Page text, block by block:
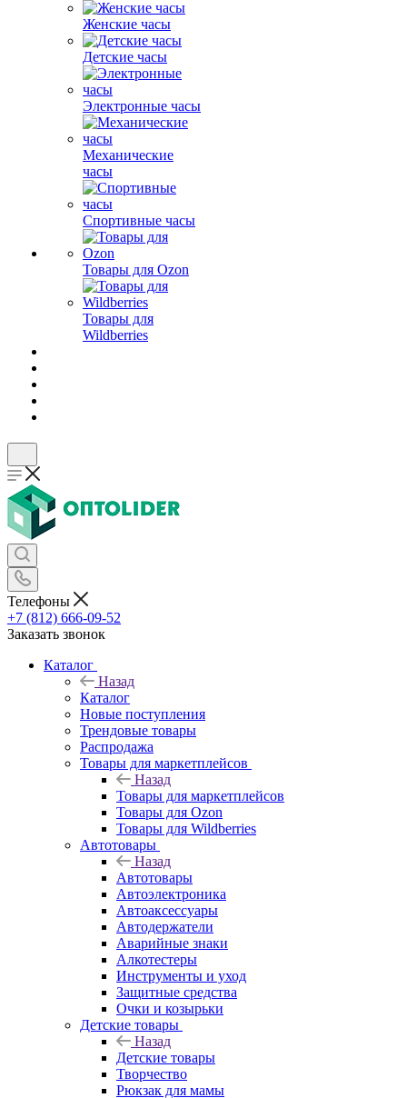
Женские часы
Детские часы
Электронные часы
Механические
часы
Спортивные часы
Товары для Ozon
Товары для
Wildberries
Телефоны
+7 (812) 666-09-52
Заказать звонок
Каталог
Назад
Каталог
Новые поступления
Трендовые товары
Распродажа
Товары для маркетплейсов
Назад
Товары для маркетплейсов
Товары для Ozon
Товары для Wildberries
Автотовары
Назад
Автотовары
Автоэлектроника
Автоаксессуары
Автодержатели
Аварийные знаки
Алкотестеры
Инструменты и уход
Защитные средства
Очки и козырьки
Детские товары
Назад
Детские товары
Творчество
Рюкзак для мамы